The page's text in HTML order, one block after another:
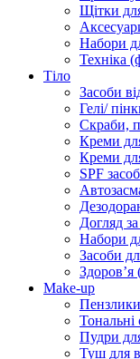
Щітки
Набори
Техніка
Тіло
Засоби
Гелі/
Скраби,
Креми
Креми
SPF
Догляд
Набори
Засоби
Make-up
Пудри
Туш для